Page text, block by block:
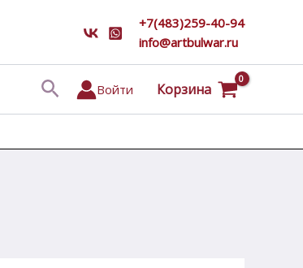
+7(483)259-40-94
info@artbulwar.ru
ПоискВойти Корзина